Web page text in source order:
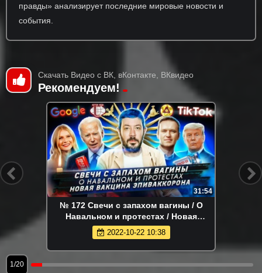
правды» анализирует последние мировые новости и
события.
Скачать Видео с ВК, вКонтакте, ВКвидео
Рекомендуем!
31:54
№ 172 Свечи с запахом вагины / О
Навальном и протестах / Новая
вакцина ЭпиВакКорона
2022-10-22 10:38
1/20